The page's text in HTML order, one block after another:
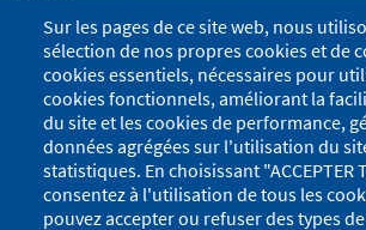
Saint-Pierre-d'Allevard
38830 CRETS EN BELLEDONNE
Sur les pages de ce site web, nous
sélection de nos propres cookies et de
cookies essentiels, nécessaires pour
cookies fonctionnels, améliorant la
du site et les cookies de performance,
données agrégées sur l'utilisation du
statistiques. En choisissant "ACCEPTER
consentez à l'utilisation de tous les
pouvez accepter ou refuser des types